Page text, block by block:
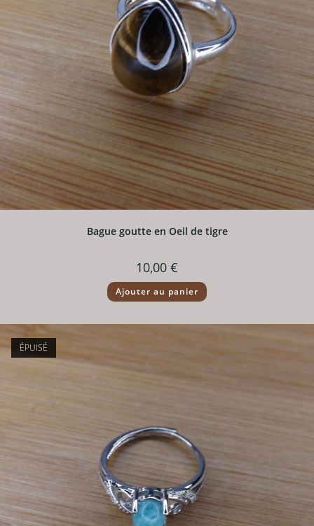
Bague goutte en Oeil de tigre
10,00 €
Ajouter au panier
ÉPUISÉ